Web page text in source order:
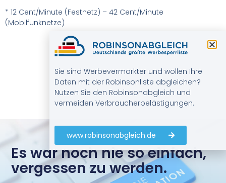
* 12 Cent/Minute (Festnetz) – 42 Cent/Minute
(Mobilfunknetze)
Es war noch nie so einfach,
vergessen zu werden.
Sie sind Werbevermarkter und wollen Ihre
Daten mit der Robinsonliste abgleichen?
Nutzen Sie den Robinsonabgleich und
vermeiden Verbraucherbelästigungen.
www.robinsonabgleich.de